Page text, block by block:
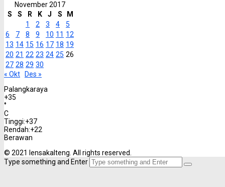
November 2017
S
S R K J S
M
1
2 3 4
5
6
7 8 9 10 11 12
13 14 15 16 17 18 19
20 21 22 23 24 25 26
27 28 29 30
« Okt
Des »
Palangkaraya
+35
°
C
Tinggi:+37
Rendah:+22
Berawan
© 2021 lensakalteng. All rights reserved.
Type something and Enter